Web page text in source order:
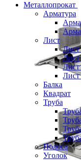
Металлопрокат
Арматура
Лист
Лист
Лист
Балка
Квадрат
Труба
Полоса
Уголок